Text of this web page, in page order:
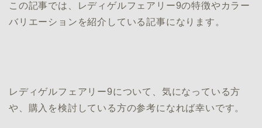
この記事では、レディゲルフェアリー9の特徴やカラー
バリエーションを紹介している記事になります。
レディゲルフェアリー9について、気になっている方
や、購入を検討している方の参考になれば幸いです。